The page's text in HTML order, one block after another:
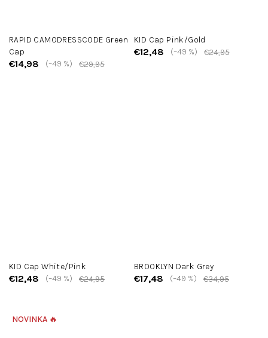
RAPID CAMODRESSCODE Green
Cap
€14,98 €29,95
(–49 %)
KID Cap Pink/Gold
€12,48 €24,95
(–49 %)
KID Cap White/Pink
€12,48 €24,95
(–49 %)
BROOKLYN Dark Grey
€17,48 €34,95
(–49 %)
NOVINKA 🔥